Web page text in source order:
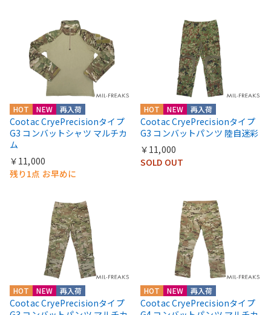
HOT NEW 再入荷
Cootac CryePrecisionタイプ
G3 コンバットシャツ マルチカ
ム
￥11,000
残り1点 お早めに
HOT NEW 再入荷
Cootac CryePrecisionタイプ
G3 コンバットパンツ 陸自迷彩
￥11,000
SOLD OUT
HOT NEW 再入荷
Cootac CryePrecisionタイプ
HOT NEW 再入荷
Cootac CryePrecisionタイプ